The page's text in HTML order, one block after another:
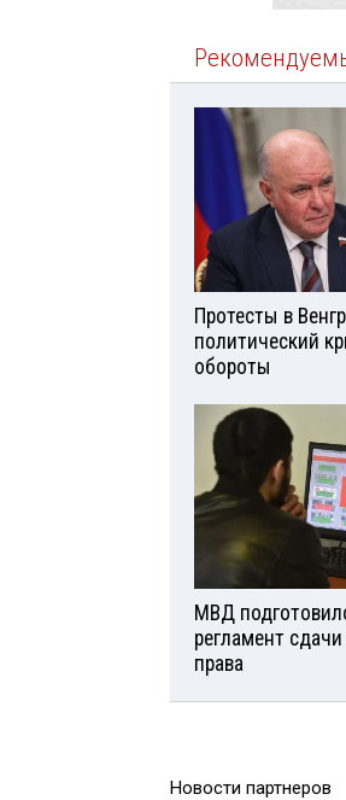
Протесты в
политический
обороты
МВД
регламент
права
Новости партнеров